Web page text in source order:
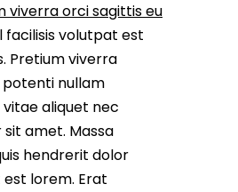
viverra orci sagittis eu
facilisis volutpat est
Pretium viverra
potenti nullam
vitae aliquet nec
amet. Massa
hendrerit dolor
lorem. Erat